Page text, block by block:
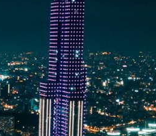
proyecto
urbano
del medio ambiente